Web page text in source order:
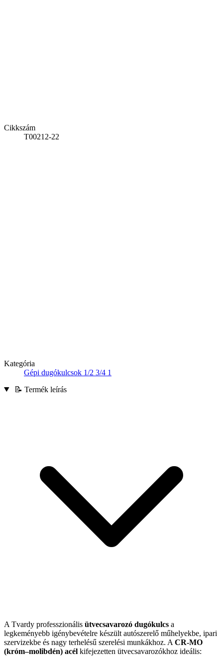
Cikkszám
T00212-22
Kategória
Gépi dugókulcsok 1/2 3/4 1
📝 Termék leírás
A Tvardy professzionális ütvecsavarozó dugókulcs a
legkeményebb igénybevételre készült autószerelő műhelyekbe, ipari
szervizekbe és nagy terhelésű szerelési munkákhoz. A CR-MO
(króm–molibdén) acél kifejezetten ütvecsavarozókhoz ideális: